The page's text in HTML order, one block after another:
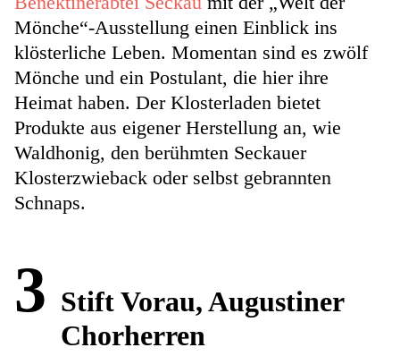
Mönche“-Ausstellung einen Einblick ins
klösterliche Leben. Momentan sind es zwölf
Mönche und ein Postulant, die hier ihre
Heimat haben. Der Klosterladen bietet
Produkte aus eigener Herstellung an, wie
Waldhonig, den berühmten Seckauer
Klosterzwieback oder selbst gebrannten
Schnaps.
3 Stift Vorau, Augustiner
Chorherren